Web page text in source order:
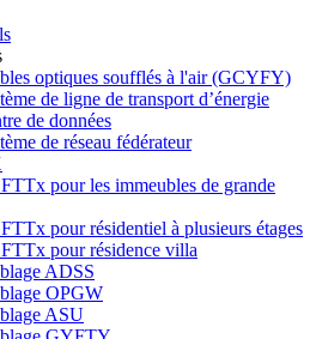
optiques soufflés à l'air (GCYFY)
de ligne de transport d’énergie
de données
de réseau fédérateur
pour les immeubles de grande
pour résidentiel à plusieurs étages
pour résidence villa
ADSS
OPGW
ASU